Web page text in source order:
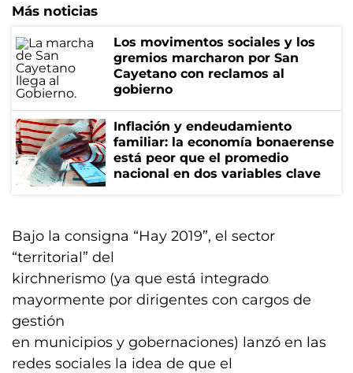
Más noticias
Los movimentos sociales y los
gremios marcharon por San
Cayetano con reclamos al
gobierno
Inflación y endeudamiento
familiar: la economía bonaerense
está peor que el promedio
nacional en dos variables clave
Bajo la consigna “Hay 2019”, el sector
“territorial” del
kirchnerismo (ya que está integrado
mayormente por dirigentes con cargos de
gestión
en municipios y gobernaciones) lanzó en las
redes sociales la idea de que el